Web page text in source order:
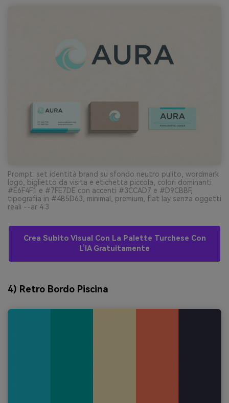
Prompt: set identità brand su sfondo neutro pulito, wordmark
logo, biglietto da visita e etichetta piccola, colori dominanti
#E6F4F1 e #7FE7DE con accenti #3CCAD7 e #D9CBBF,
tipografia in #4B5D63, minimal, premium, flat lay senza oggetti
reali --ar 4:3
Crea Subito Visual Con La Palette Turchese Con
L’IA Gratuitamente
4) Retro Bordo Piscina